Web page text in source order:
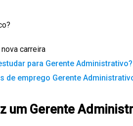
carreira
para Gerente Administrativo?
de emprego Gerente
um Gerente